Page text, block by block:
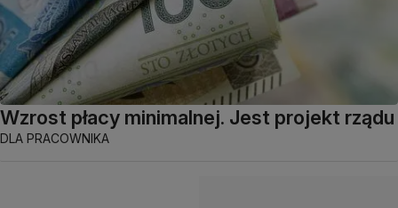
Wzrost płacy minimalnej. Jest projekt rządu
DLA PRACOWNIKA